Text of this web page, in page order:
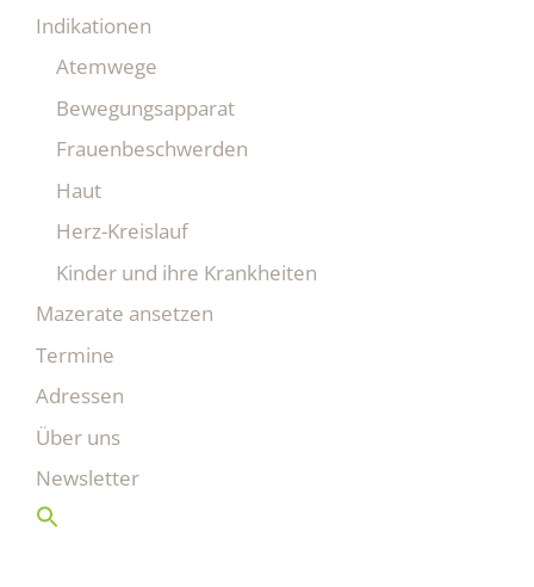
Indikationen
Atemwege
Bewegungsapparat
Frauenbeschwerden
Haut
Herz-Kreislauf
Kinder und ihre Krankheiten
Mazerate ansetzen
Termine
Adressen
Über uns
Newsletter